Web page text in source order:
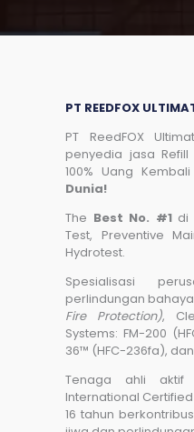
PT REEDFOX
PT ReedFOX
penyedia jasa Refill
100% Uang
Dunia!
The Best No. #1di
Test, Preventive
Hydrotest.
Spesialisasi
perlindungan
Fire Protection),
Systems: FM-200
36™ (HFC-236fa),
Tenaga ahli aktif
International
16 tahun